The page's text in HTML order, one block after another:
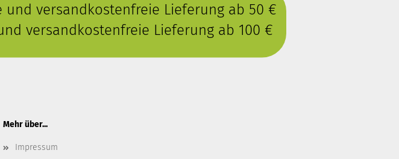
und versandkostenfreie Lieferung ab 50 €
versandkostenfreie Lieferung ab 100 €
Mehr über...
Impressum